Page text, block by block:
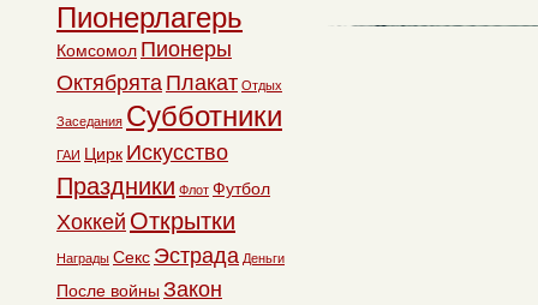
Пионерлагерь
Комсомол Пионеры
Октябрята Плакат Отдых
Заседания Субботники
ГАИ Цирк Искусство
Праздники Флот Футбол
Хоккей Открытки
Награды Секс Эстрада Деньги
После войны Закон